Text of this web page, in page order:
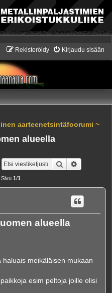
Kirjaudu sisään
Rekisteröidy
aarteenetsintäfoorumi ~
alueella
Etsi
Sivu 1/1
alueella
meikäläisen mukaan
esim peltoja joille olisi